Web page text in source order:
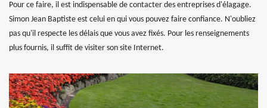
Pour ce faire, il est indispensable de contacter des entreprises d'élagage.
Simon Jean Baptiste est celui en qui vous pouvez faire confiance. N'oubliez
pas qu'il respecte les délais que vous avez fixés. Pour les renseignements
plus fournis, il suffit de visiter son site Internet.